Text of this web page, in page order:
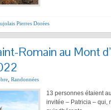
Pierres Dorées
Romain au Mont
Randonnées
13 personnes étaient
invitée – Patricia – qui,